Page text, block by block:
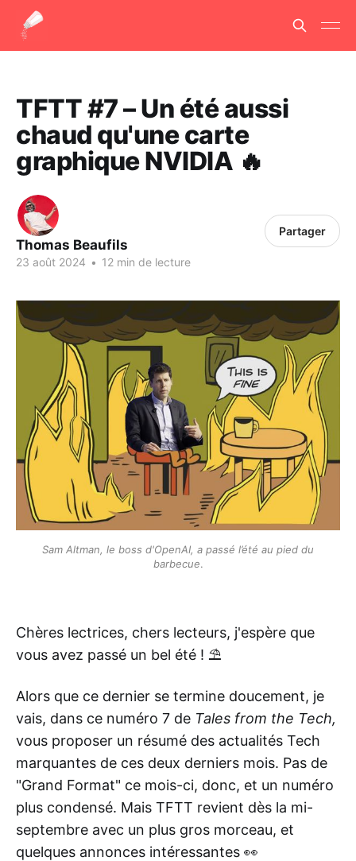
TFTT #7 – Un été aussi
chaud qu'une carte
graphique NVIDIA 🔥
Thomas Beaufils
23 août 2024 • 12 min de lecture
Partager
Sam Altman, le boss d'OpenAI, a passé l’été au pied du
barbecue.
Chères lectrices, chers lecteurs, j'espère que
vous avez passé un bel été ! ⛱
Alors que ce dernier se termine doucement, je
vais, dans ce numéro 7 de Tales from the Tech,
vous proposer un résumé des actualités Tech
marquantes de ces deux derniers mois. Pas de
"Grand Format" ce mois-ci, donc, et un numéro
plus condensé. Mais TFTT revient dès la mi-
septembre avec un plus gros morceau, et
quelques annonces intéressantes 👀